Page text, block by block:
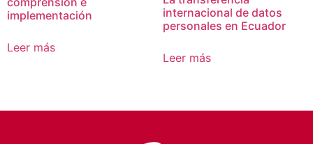
implementación
Leer más
internacional de datos
personales en Ecuador
Leer más